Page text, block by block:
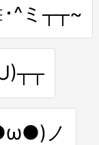
^ミ┬┬~
ノ